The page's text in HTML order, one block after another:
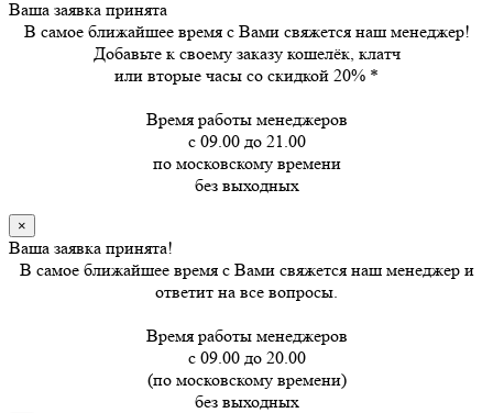
Ваша заявка принята
В самое ближайшее время с Вами свяжется наш менеджер!
Добавьте к своему заказу кошелёк, клатч
или вторые часы со скидкой 20% *
Время работы менеджеров
с 09.00 до 21.00
по московскому времени
без выходных
×
Ваша заявка принята!
В самое ближайшее время с Вами свяжется наш менеджер и
ответит на все вопросы.
Время работы менеджеров
с 09.00 до 20.00
(по московскому времени)
без выходных